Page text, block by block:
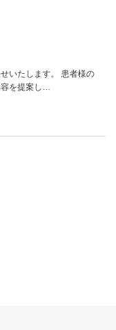
いたします。 患者様の
を提案し…